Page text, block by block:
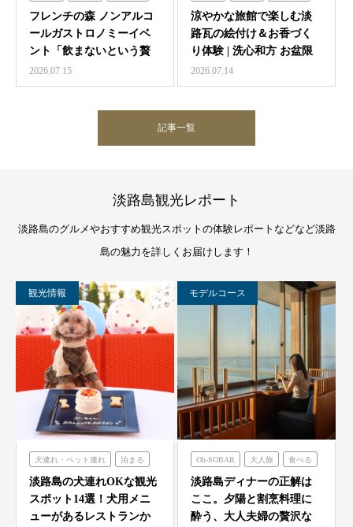
フレンチの森
フレンチの森 ノンアルコ
ールガストロノミーイベ
ント「飲まないという贅
沢 ～香りと味覚の館～…
2026.07.15
体験する 泊まる
涼やかな旅館で楽しむ淡
路瓦の絵付け＆お香づく
り体験 | 洗心和方 お盆限
定イベント
2026.07.14
記事一覧
淡路島観光レポート
淡路島のグルメやおすすめ観光スポットの体験レポートなどなど淡路
島の魅力を詳しくお届けします！
観光情報
犬連れ・ペット連れ 泊まる
ミエレザガーデン
のじまスコーラ
シェフガーデン
淡路島の犬連れOKな観光
スポット14選！犬用メニ
ューがあるレストランか
モデルコース
Oh-SOBAR 大人旅 食べる
青海波
淡路島ディナーの正解は
ここ。夕陽と割烹料理に
酔う、大人夫婦の贅沢な